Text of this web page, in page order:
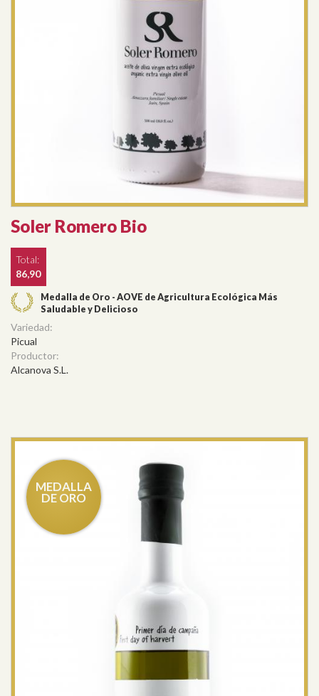
Soler Romero Bio
Total:
86,90
Medalla de Oro - AOVE de Agricultura Ecológica Más
Saludable y Delicioso
Variedad:
Picual
Productor:
Alcanova S.L.